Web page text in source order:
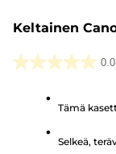
Keltainen
0.0
0.0/5
Tämä
Selkeä,